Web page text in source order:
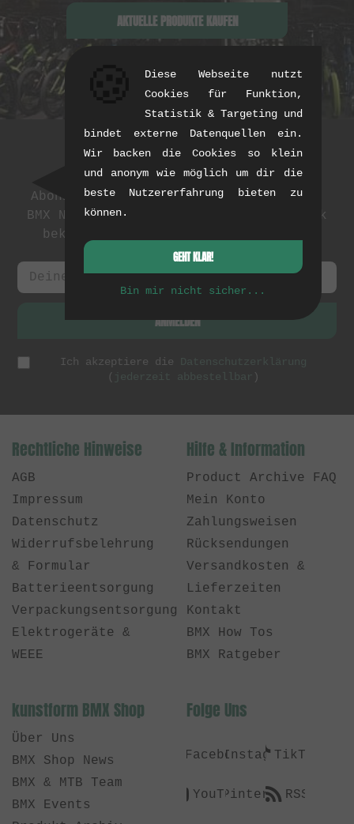
AKTUELLE PRODUKTE KAUFEN
Newsletter
Abonniere unseren Newsletter: Events,
BMX News und exklusive Deals. Als Dank
bekommst du einen
ANMELDEN
Ich akzeptiere die
Datenschutzerklärung
(
jederzeit abbestellbar )
Rechtliche Hinweise
AGB
Impressum
Datenschutz
Widerrufsbelehrung
& Formular
Batterieentsorgung
Verpackungsentsorgung
Elektrogeräte &
WEEE
Hilfe & Information
Product Archive FAQ
Mein Konto
Zahlungsweisen
Rücksendungen
Versandkosten &
Lieferzeiten
Kontakt
BMX How Tos
BMX Ratgeber
kunstform BMX Shop
Über Uns
BMX Shop News
BMX & MTB Team
BMX Events
Folge Uns
FacebookInstagramTikTok
YouTubePinterestRSS
Diese Webseite nutzt
Cookies für Funktion,
Statistik & Targeting und
bindet externe Datenquellen ein.
Wir backen die Cookies so klein
und anonym wie möglich um dir die
beste Nutzererfahrung bieten zu
können.
GEHT KLAR!
Bin mir nicht sicher...